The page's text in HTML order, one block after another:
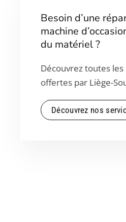
Besoin d’une
machine
du matériel ?
Découvrez toutes
offertes par Liège-
Découvrez nos